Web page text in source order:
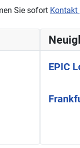
Sie sofort Kontakt
EPIC